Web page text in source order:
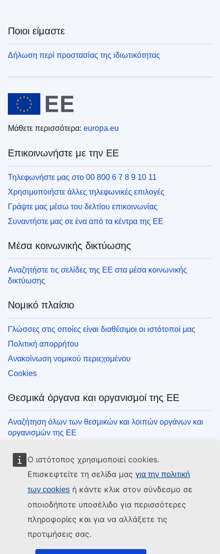
Ο ιστότοπος χρησιμοποιεί cookies.
Επισκεφτείτε τη σελίδα μας για την πολιτική
των cookies ή κάντε κλικ στον σύνδεσμο σε
οποιοδήποτε υποσέλιδο για περισσότερες
πληροφορίες και για να αλλάξετε τις
προτιμήσεις σας.
Ποιοι είμαστε
Δήλωση περί προστασίας της ιδιωτικότητας
Μάθετε περισσότερα: europa.eu
Επικοινωνήστε με την ΕΕ
Τηλεφωνήστε μας στο 00 800 6 7 8 9 10 11
Χρησιμοποιήστε άλλες τηλεφωνικές επιλογές
Γράψτε μας μέσω του δελτίου επικοινωνίας
Συναντήστε μας σε ένα από τα κέντρα της ΕΕ
Μέσα κοινωνικής δικτύωσης
Αναζητήστε τις σελίδες της ΕΕ στα μέσα κοινωνικής
δικτύωσης
Νομικό πλαίσιο
Γλώσσες στις οποίες είναι διαθέσιμοι οι ιστότοποί μας
Πολιτική απορρήτου
Ανακοίνωση νομικού περιεχομένου
Cookies
Θεσμικά όργανα και οργανισμοί της ΕΕ
Αναζήτηση όλων των θεσμικών και λοιπών οργάνων και
οργανισμών της ΕΕ